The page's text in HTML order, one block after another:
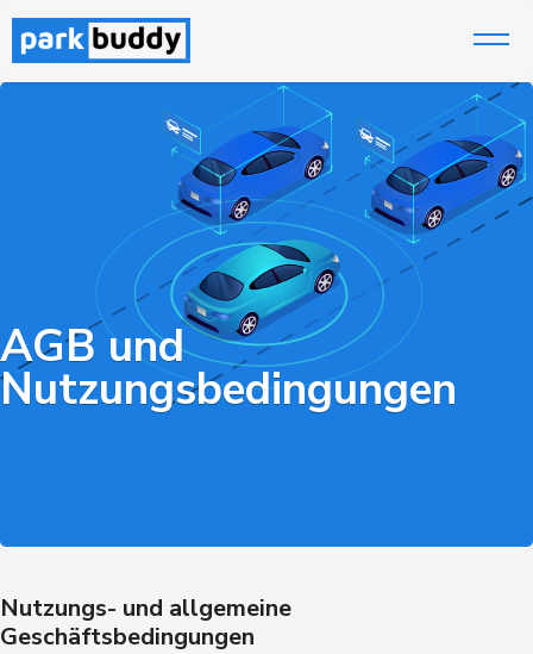
Zum
Inhalt
AGB und
Nutzungsbedingungen
Nutzungs- und allgemeine
Geschäftsbedingungen